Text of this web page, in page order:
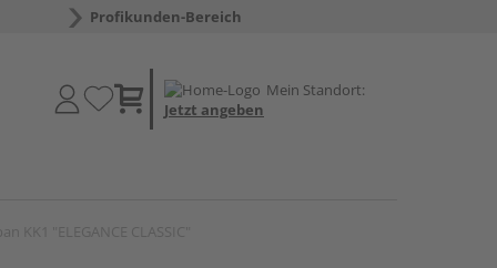
Profikunden-Bereich
Mein Standort:
Jetzt angeben